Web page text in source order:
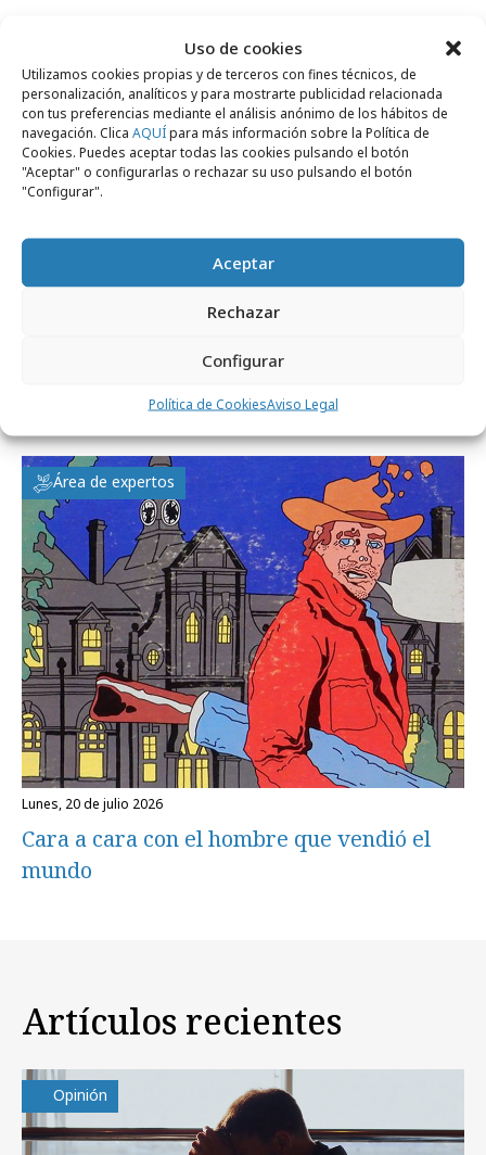
Uso de cookies
Utilizamos cookies propias y de terceros con fines técnicos, de
personalización, analíticos y para mostrarte publicidad relacionada
con tus preferencias mediante el análisis anónimo de los hábitos de
navegación. Clica AQUÍpara más información sobre la Política de
Cookies. Puedes aceptar todas las cookies pulsando el botón
"Aceptar" o configurarlas o rechazar su uso pulsando el botón
"Configurar".
Aceptar
Rechazar
Configurar
Política de CookiesAviso Legal
Área de expertos
lunes, 20 de julio 2026
Cara a cara con el hombre que vendió el
mundo
Artículos recientes
Opinión